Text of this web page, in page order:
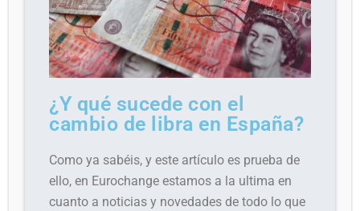
¿Y qué sucede con el
cambio de libra en España?
Como ya sabéis, y este artículo es prueba de
ello, en Eurochange estamos a la ultima en
cuanto a noticias y novedades de todo lo que